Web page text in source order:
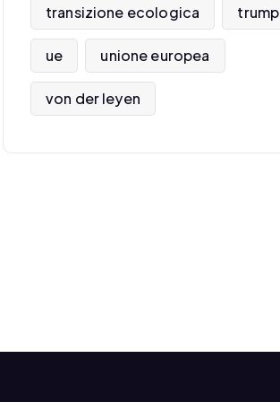
transizione ecologica trump
ue unione europea
von der leyen